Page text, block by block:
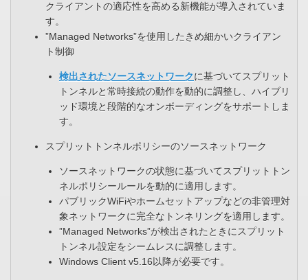
クライアントの適応性を高める新機能が導入されていま
す。​
”Managed Networks”を使用したきめ細かいクライアン
ト制御​
検出されたソースネットワークに基づいてスプリット
トンネルと常時接続の動作を動的に調整し、ハイブリ
ッド環境と段階的なオンボーディングをサポートしま
す。
スプリットトンネルポリシーのソースネットワーク
ソースネットワークの状態に基づいてスプリットトン
ネルポリシールールを動的に適用します。​
パブリックWiFiやホームセットアップなどの非管理対
象ネットワークに完全なトンネリングを適用します。​
”Managed Networks”が検出されたときにスプリット
トンネル設定をシームレスに調整します。​
Windows Client v5.16以降が必要です。​